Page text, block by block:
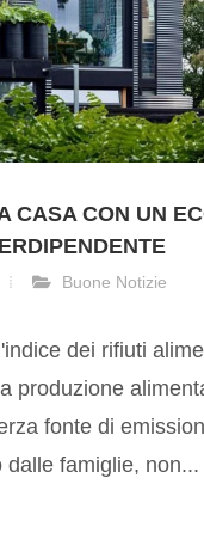
CASA CON UN
Buone Notizie
dei rifiuti
produzione
fonte di
famiglie, non...